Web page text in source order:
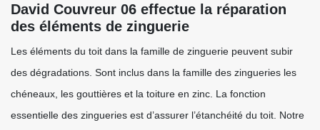
David Couvreur 06 effectue la réparation
des éléments de zinguerie
Les éléments du toit dans la famille de zinguerie peuvent subir
des dégradations. Sont inclus dans la famille des zingueries les
chéneaux, les gouttières et la toiture en zinc. La fonction
essentielle des zingueries est d’assurer l’étanchéité du toit. Notre